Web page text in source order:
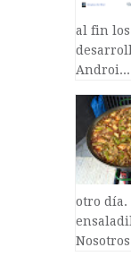
al fin
Androi...
otro día.